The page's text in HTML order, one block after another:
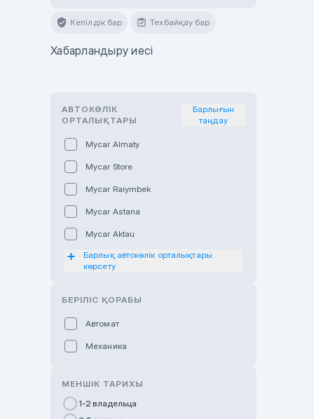
Кепілдік бар Техбайқау бар
Хабарландыру иесі
АВТОКӨЛІК
ОРТАЛЫҚТАРЫ
Барлығын
таңдау
Mycar Almaty
Mycar Store
Mycar Raiymbek
Mycar Astana
Mycar Aktau
Mycar Uralsk
Haval & Tank Pavlodar
Bavaria Almaty
Mycar Shymkent
Барлық автокөлік орталықтары
көрсету
БЕРІЛІС ҚОРАБЫ
Автомат
Механика
МЕНШІК ТАРИХЫ
1-2 владельца